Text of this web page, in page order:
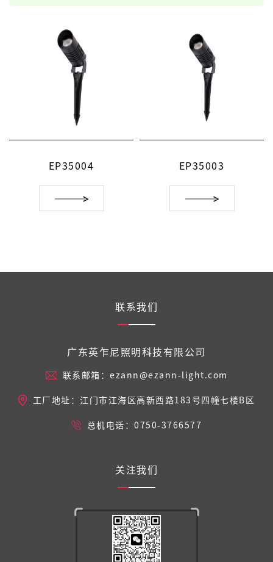
EP35004 EP35003
联系我们
广东英乍尼照明科技有限公司
联系邮箱：ezann@ezann-light.com
工厂地址：江门市江海区高新西路183号四幢七楼B区
总机电话：0750-3766577
关注我们